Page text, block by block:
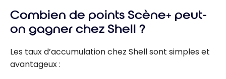
Combien de points Scène+ peut-
on gagner chez Shell ?
Les taux d’accumulation chez Shell sont simples et
avantageux :